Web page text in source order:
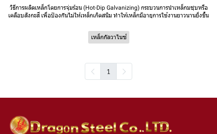
วิธีการผลิตเหล็กโดยการจุ่มร้อน (Hot-Dip Galvanizing) กระบวนการนำเหล็กมชุบหรือ
เคลือบสังกะสี เพื่อป้องกันไม่ให้เหล็กเกิดสนิม ทำให้เหล็กมีอายุการใช้งานยาวนานยิ่งขึ้น
เหล็กกัลวาไนซ์
1